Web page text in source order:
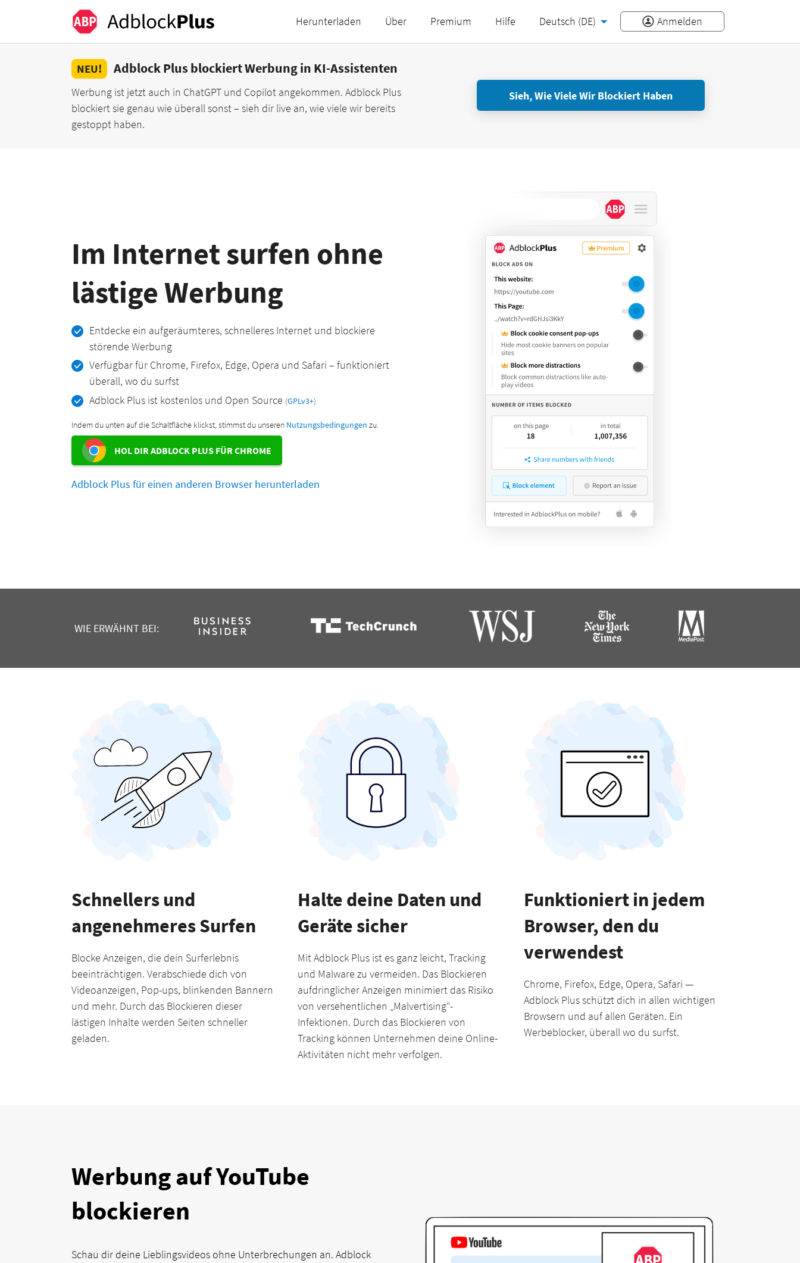
Herunterladen Über Premium Hilfe Deutsch (DE) Anmelden
NEU! Adblock Plus blockiert Werbung in KI-Assistenten
Werbung ist jetzt auch in ChatGPT und Copilot angekommen. Adblock Plus
blockiert sie genau wie überall sonst – sieh dir live an, wie viele wir bereits
gestoppt haben.
Sieh, Wie Viele Wir Blockiert Haben
Im Internet surfen ohne
lästige Werbung
Entdecke ein aufgeräumteres, schnelleres Internet und blockiere
störende Werbung
Verfügbar für Chrome, Firefox, Edge, Opera und Safari – funktioniert
überall, wo du surfst
Adblock Plus ist kostenlos und Open Source (GPLv3+)
Indem du unten auf die Schaltfläche klickst, stimmst du unseren Nutzungsbedingungen zu.
HOL DIR ADBLOCK PLUS FÜR CHROME
Adblock Plus für einen anderen Browser herunterladen
WIE ERWÄHNT BEI:
Schnellers und
angenehmeres Surfen
Blocke Anzeigen, die dein Surferlebnis
beeinträchtigen. Verabschiede dich von
Videoanzeigen, Pop-ups, blinkenden Bannern
und mehr. Durch das Blockieren dieser
lästigen Inhalte werden Seiten schneller
geladen.
Halte deine Daten und
Geräte sicher
Mit Adblock Plus ist es ganz leicht, Tracking
und Malware zu vermeiden. Das Blockieren
aufdringlicher Anzeigen minimiert das Risiko
von versehentlichen „Malvertising“-
Infektionen. Durch das Blockieren von
Tracking können Unternehmen deine Online-
Aktivitäten nicht mehr verfolgen.
Funktioniert in jedem
Browser, den du
verwendest
Chrome, Firefox, Edge, Opera, Safari —
Adblock Plus schützt dich in allen wichtigen
Browsern und auf allen Geräten. Ein
Werbeblocker, überall wo du surfst.
Werbung auf YouTube
blockieren
Schau dir deine Lieblingsvideos ohne Unterbrechungen an. Adblock